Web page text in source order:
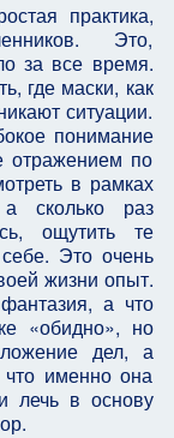
практика,
Это,
за все время.
где маски, как
ситуации.
понимание
отражением по
в рамках
сколько раз
ощутить те
Это очень
жизни опыт.
а что
«обидно», но
дел, а
именно она
лечь в основу